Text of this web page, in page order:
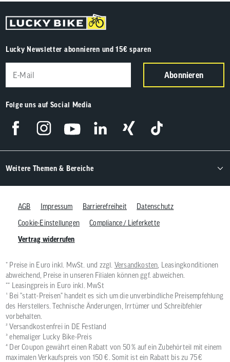
Lucky Newsletter abonnieren und 15€ sparen
Abonnieren
Folge uns auf Social Media
Weitere Themen & Bereiche
AGB Impressum Barrierefreiheit
Datenschutz
Cookie-Einstellungen
Compliance / Lieferkette
Vertrag widerrufen
* Preise in Euro inkl. MwSt. und zzgl. Versandkosten, Leasingkonditionen
abweichend, Preise in unseren Filialen können ggf. abweichen.
** Leasingpreis in Euro inkl. MwSt
¹ Bei "statt-Preisen" handelt es sich um die unverbindliche Preisempfehlung
des Herstellers. Technische Änderungen, Irrtümer und Schreibfehler
vorbehalten.
² Versandkostenfrei in DE Festland
³ ehemaliger Lucky Bike-Preis
⁴ Der Coupon gewährt einen Rabatt von 50 % auf ein Zubehörteil mit einem
maximalen Verkaufspreis von 150 €. Somit ist ein Rabatt bis zu 75 €